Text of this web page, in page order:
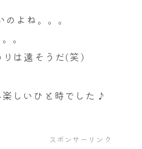
よね。。。
。
は遠そうだ(笑)
しいひと時でした♪
スポンサーリンク